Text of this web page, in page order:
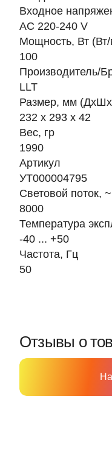
Входное
AC 220-240 V
Мощность, Вт
100
Производитель/
LLT
Размер, мм
232 х 293 х 42
Вес, гр
1990
Артикул
УТ000004795
Световой поток,
8000
Температура
-40 ... +50
Частота, Гц
50
Отзывы о